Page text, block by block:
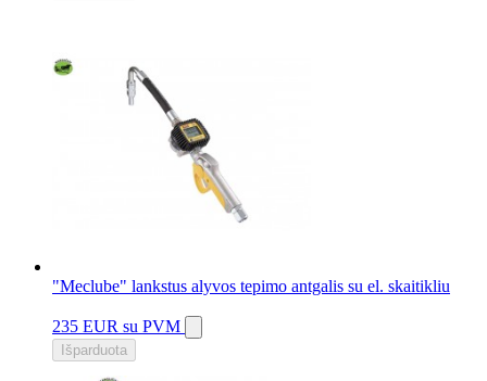
"Meclube" lankstus alyvos tepimo antgalis su el. skaitikliu
235 EUR su PVM
Išparduota